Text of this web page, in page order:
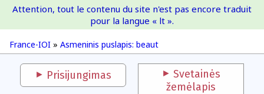
France-IOI
France-IOI » Asmeninis puslapis: beaut
Attention, tout le contenu du site n'est pas encore traduit
pour la langue « lt ».
Prisijungimas
Svetainės
žemėlapis